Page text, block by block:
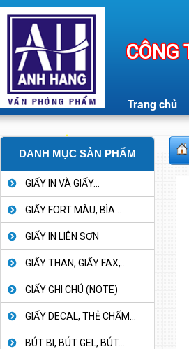
CÔNG
Trang chủ
DANH MỤC SẢN PHẨM
GIẤY IN VÀ GIẤY...
GIẤY FORT MÀU, BÌA...
GIẤY IN LIÊN SƠN
GIẤY THAN, GIẤY FAX,...
GIẤY GHI CHÚ (NOTE)
GIẤY DECAL, THẺ CHẤM...
BÚT BI, BÚT GEL, BÚT...